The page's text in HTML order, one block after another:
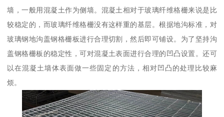
墙，一般用混凝土作为侧墙。混凝土相对于玻璃纤维格栅来说是比
较稳定的，而玻璃纤维格栅没有这样重的基层。根据地沟标准，对
玻璃钢地沟盖钢格栅板进行合理切割，然后即可铺设。为了坚持沟
盖钢格栅板的稳定性，可对混凝土表面进行合理的凹凸设置。还可
以在混凝土墙体表面做一些固定的方法，相对凹凸的处理比较麻
烦。